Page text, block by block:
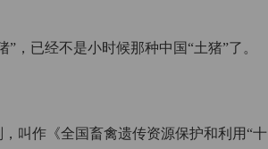
，已经不是小时候那种中国“土猪”了。
叫作《全国畜禽遗传资源保护和利用“十